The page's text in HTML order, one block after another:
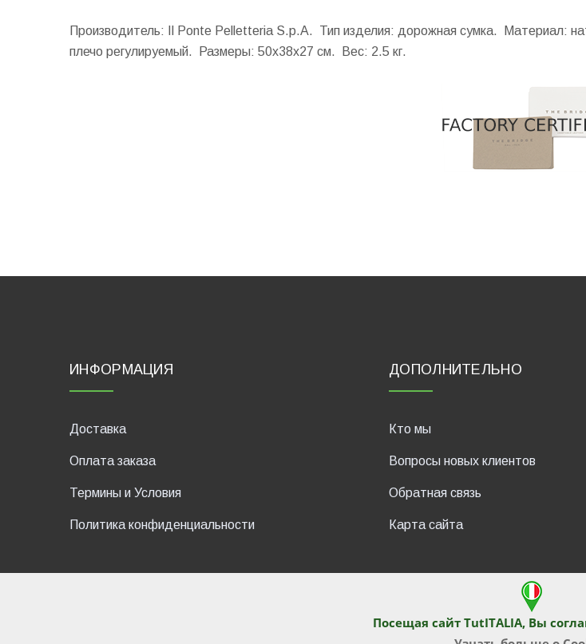
Производитель: Il Ponte Pelletteria S.p.A. Тип изделия: дорожная сумка. Материал:
плечо регулируемый.
Размеры: 50x38x27 см. Вес: 2.5 кг.
Посещая сайт TutITALIA, Вы
ИНФОРМАЦИЯ
Доставка
Оплата заказа
Термины и Условия
Политика конфиденциальности
ДОПОЛНИТЕЛЬНО
Кто мы
Вопросы новых клиентов
Обратная связь
Карта сайта